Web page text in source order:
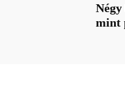
mint